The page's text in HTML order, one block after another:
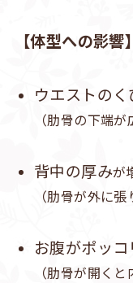
【体型への影響】
ウエストの
（肋骨の下端が
背中の厚みが
（肋骨が外に
お腹がポッコ
（肋骨が開く